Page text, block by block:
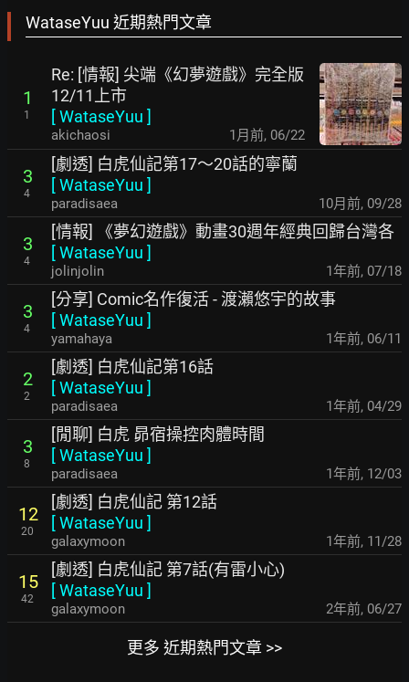
WataseYuu 近期熱門文章
1
1
Re: [情報] 尖端《幻夢遊戲》完全版
12/11上市
[WataseYuu ]
akichaosi 1月前, 06/22
3
4
[劇透] 白虎仙記第17～20話的寧蘭
[WataseYuu ]
paradisaea 10月前, 09/28
3
4
[情報] 《夢幻遊戲》動畫30週年經典回歸台灣各
[WataseYuu ]
jolinjolin 1年前, 07/18
3
4
[分享] Comic名作復活 - 渡瀨悠宇的故事
[WataseYuu ]
yamahaya 1年前, 06/11
2
2
[劇透] 白虎仙記第16話
[WataseYuu ]
paradisaea 1年前, 04/29
3
8
[閒聊] 白虎 昴宿操控肉體時間
[WataseYuu ]
paradisaea 1年前, 12/03
12
20
[劇透] 白虎仙記 第12話
[WataseYuu ]
galaxymoon 1年前, 11/28
15
42
[劇透] 白虎仙記 第7話(有雷小心)
[WataseYuu ]
galaxymoon 2年前, 06/27
更多 近期熱門文章 >>